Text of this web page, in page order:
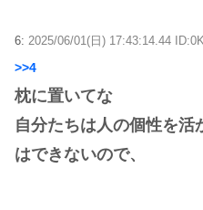
6: 2025/06/01(日) 17:43:14.44
>>4
枕に置いてな
自分たちは人の個性を活
はできないので、